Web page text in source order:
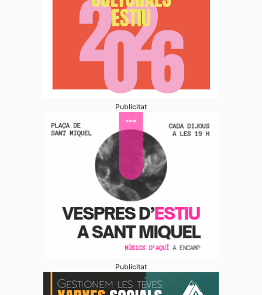
Publicitat
Publicitat